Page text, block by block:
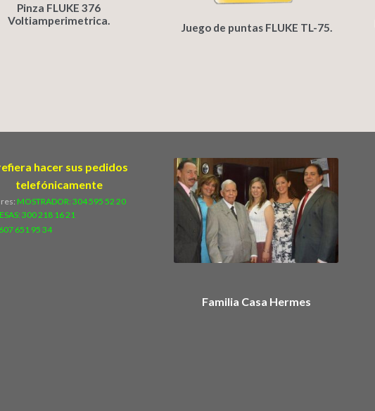
Pinza FLUKE 376
Voltiamperimetrica.
Juego de puntas FLUKE TL-75.
hacer sus pedidos
telefónicamente
MOSTRADOR: 304 595 52 20
300 218 16 21
651 95 34
Familia Casa Hermes